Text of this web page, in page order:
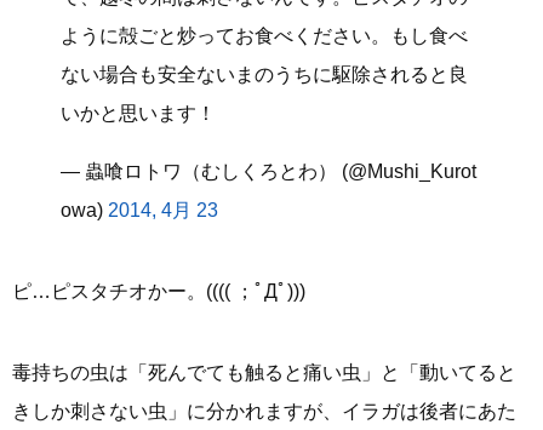
ように殻ごと炒ってお食べください。もし食べ
ない場合も安全ないまのうちに駆除されると良
いかと思います！
— 蟲喰ロトワ（むしくろとわ） (@Mushi_Kurot
owa) 2014, 4月 23
ピ…ピスタチオかー。(((( ；ﾟДﾟ)))
毒持ちの虫は「死んでても触ると痛い虫」と「動いてると
きしか刺さない虫」に分かれますが、イラガは後者にあた